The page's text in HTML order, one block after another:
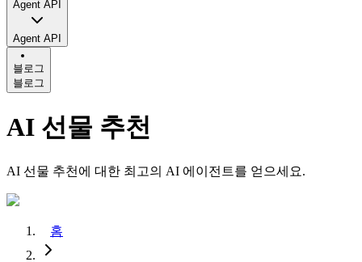
Agent API
Agent API
블로그
블로그
AI 선물 추천
AI 선물 추천에 대한 최고의 AI 에이전트를 얻으세요.
홈